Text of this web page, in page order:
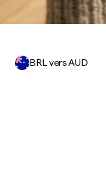
BRL vers AUD